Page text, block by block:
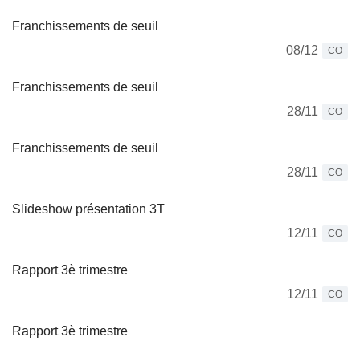
Franchissements de seuil
08/12
CO
Franchissements de seuil
28/11
CO
Franchissements de seuil
28/11
CO
Slideshow présentation 3T
12/11
CO
Rapport 3è trimestre
12/11
CO
Rapport 3è trimestre